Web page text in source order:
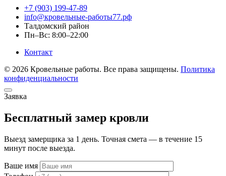
+7 (903) 199-47-89
info@кровельные-работы77.рф
Талдомский район
Пн–Вс: 8:00–22:00
Контакт
© 2026 Кровельные работы. Все права защищены. Политика
конфиденциальности
Заявка
Бесплатный замер кровли
Выезд замерщика за 1 день. Точная смета — в течение 15
минут после выезда.
Ваше имя